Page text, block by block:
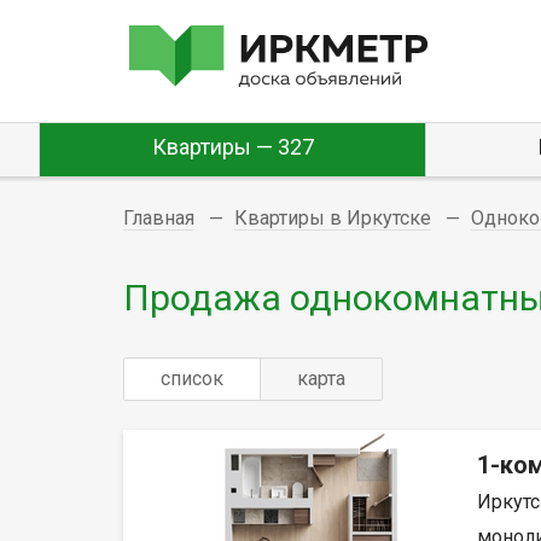
Квартиры — 327
Главная Квартиры в Иркутске
Продажа
список карта
1-